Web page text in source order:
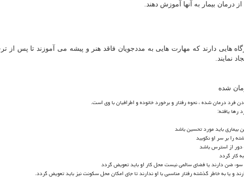
درمان بیمار به آنها آموزش دهند.
هایی دارند که مهارت هایی به مددجویان فاقد هنر و پیشه می آموزند تا پس از
نمایند.
شده
فرد درمان شده ، نحوه رفتار و برخورد خانوده و اطرافیان با وی است.
رها یافته:
بیماری باید مورد تحسین باشد
را بر سر او نکوبید
دور از استرس باشد
کار گردد
ضن دارند یا فضای سالمی نیست محل کار او باید تعویض گردد
و یا به خاطر گذشته رفتار مناسبی با او ندارند تا جای امکان محل سکونت نیز باید تعویض گردد.